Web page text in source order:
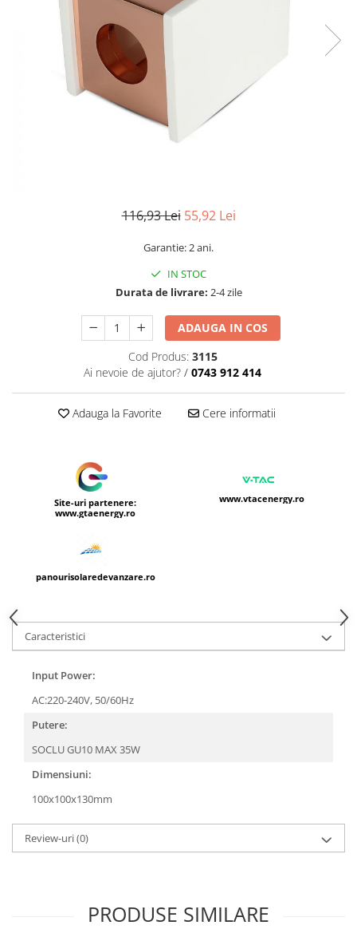
Tuburi LED
Lămpi de Birou
Oglinzi LED
116,93 Lei 55,92 Lei
Garantie: 2 ani.
IN STOC
Durata de livrare: 2-4 zile
ADAUGA IN COS
Cod Produs: 3115
Ai nevoie de ajutor? / 0743 912 414
Adauga la Favorite Cere informatii
Site-uri partenere:
www.gtaenergy.ro
www.vtacenergy.ro
panourisolaredevanzare.ro
Caracteristici
Input Power:
AC:220-240V, 50/60Hz
Putere:
SOCLU GU10 MAX 35W
Dimensiuni:
100x100x130mm
Review-uri(0)
PRODUSE SIMILARE